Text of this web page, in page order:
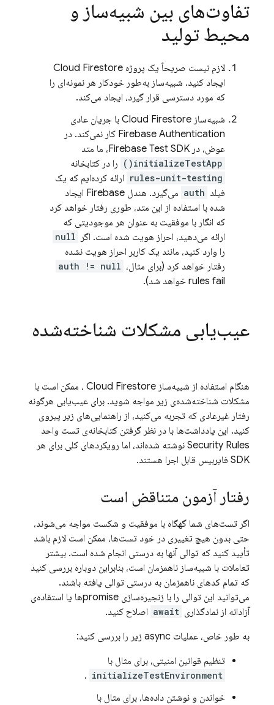
تفاوت‌های بین شبیه‌ساز و
محیط تولید
لازم نیست صریحاً یک پروژه Cloud Firestore
ایجاد کنید. شبیه‌ساز به‌طور خودکار هر نمونه‌ای را
که مورد دسترسی قرار گیرد، ایجاد می‌کند.
شبیه‌ساز Cloud Firestore با جریان عادی
Firebase Authentication کار نمی‌کند. در
عوض، در Firebase Test SDK، ما متد
initializeTestApp() را در کتابخانه
rules-unit-testing ارائه کرده‌ایم که یک
فیلد auth
می‌گیرد. هندل Firebase ایجاد
شده با استفاده از این متد، طوری رفتار خواهد کرد
که انگار با موفقیت به عنوان هر موجودیتی که
ارائه می‌دهید، احراز هویت شده است. اگر
null
را وارد کنید، مانند یک کاربر احراز هویت نشده
رفتار خواهد کرد (برای مثال، auth != null
rules fail خواهد شد).
عیب‌یابی مشکلات شناخته‌شده
هنگام استفاده از شبیه‌ساز Cloud Firestore ، ممکن است با
مشکلات شناخته‌شده‌ی زیر مواجه شوید. برای عیب‌یابی هرگونه
رفتار غیرعادی که تجربه می‌کنید، از راهنمایی‌های زیر پیروی
کنید. این یادداشت‌ها با در نظر گرفتن کتابخانه‌ی تست واحد
Security Rules نوشته شده‌اند، اما رویکردهای کلی برای هر
SDK فایربیس قابل اجرا هستند.
رفتار آزمون متناقض است
اگر تست‌های شما گهگاه با موفقیت و شکست مواجه می‌شوند،
حتی بدون هیچ تغییری در خود تست‌ها، ممکن است لازم باشد
تأیید کنید که توالی آنها به درستی انجام شده است. بیشتر
تعاملات با شبیه‌ساز ناهمزمان است، بنابراین دوباره بررسی کنید
که تمام کدهای ناهمزمان به درستی توالی یافته باشند.
می‌توانید این توالی را با زنجیره‌سازی promiseها یا استفاده‌ی
آزادانه از نمادگذاری await اصلاح کنید.
به طور خاص، عملیات async زیر را بررسی کنید:
تنظیم قوانین امنیتی، برای مثال با
initializeTestEnvironment
.
خواندن و نوشتن داده‌ها، برای مثال با